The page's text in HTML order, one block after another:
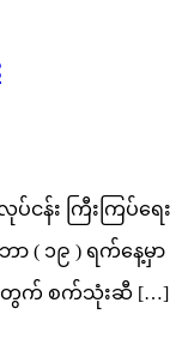
ငန်း ကြီးကြပ်ရေး
( ၁၉ ) ရက်နေ့မှာ
အတွက် စက်သုံးဆီ […]